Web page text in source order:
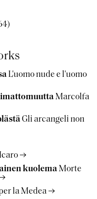
L'uomo nude e l'uomo
Marcolfa
Gli arcangeli non
kuolemaMorte
la Medea